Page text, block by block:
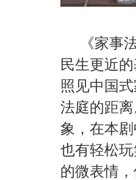
《家事
民生更近
照见中国
法庭的距
象，在本
也有轻松
的微表情